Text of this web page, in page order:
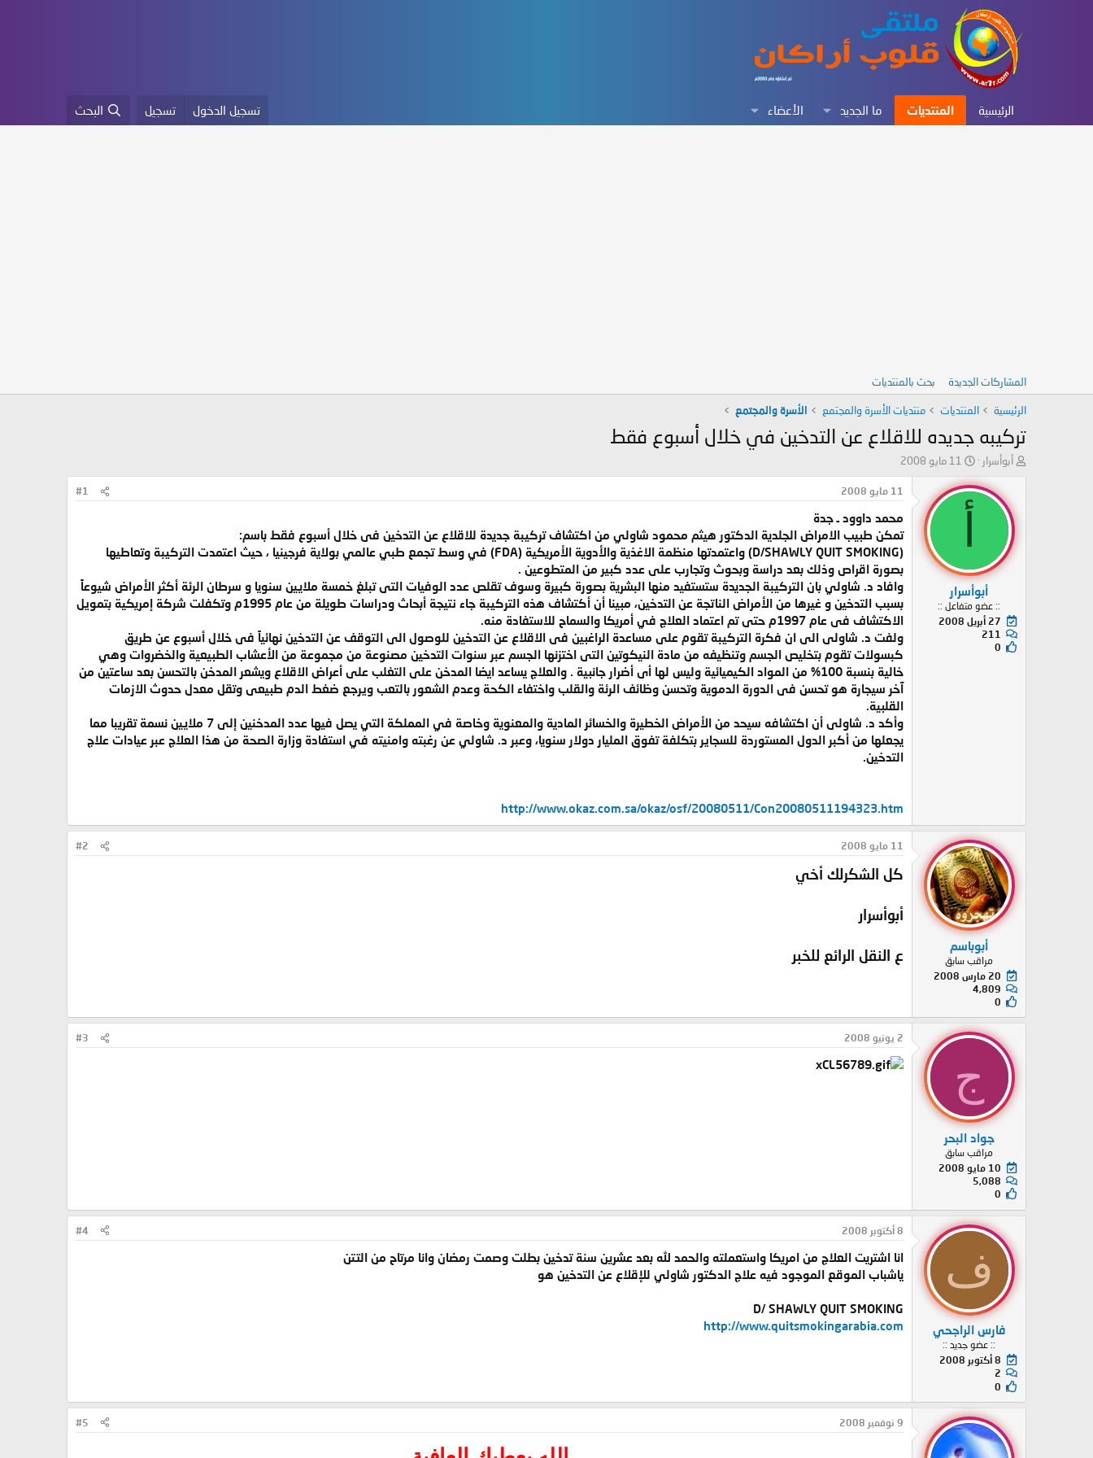
الرئيسية المنتديات ما الجديد الأعضاء تسجيل الدخول تسجيل البحث
المشاركات الجديدة بحث بالمنتديات
الرئيسية المنتديات منتديات الأسرة والمجتمع الأسرة والمجتمع
تركيبه جديده للاقلاع عن التدخين في خلال أسبوع فقط
ب
ئ
ا
ل
م
و
أبوأسرار
ر
د
ء
11 مايو 2008
أبوأسرار
:: عضو متفاعل ::
27 أبريل 2008
211
0
11 مايو 2008 #1
محمد داوود ـ جدة
تمكن طبيب الامراض الجلدية الدكتور هيثم محمود شاولي من اكتشاف تركيبة جديدة للاقلاع عن التدخين فى خلال أسبوع فقط باسم:
(D/SHAWLY QUIT SMOKING) واعتمدتها منظمة الاغذية والأدوية الأمريكية (FDA) في وسط تجمع طبي عالمي بولاية فرجينيا ، حيث اعتمدت التركيبة وتعاطيها
بصورة اقراص وذلك بعد دراسة وبحوث وتجارب على عدد كبير من المتطوعين .
وافاد د. شاولي بان التركيبة الجديدة ستستفيد منها البشرية بصورة كبيرة وسوف تقلص عدد الوفيات التى تبلغ خمسة ملايين سنويا و سرطان الرئة أكثر الأمراض شيوعاً
بسبب التدخين و غيرها من الأمراض الناتجة عن التدخين، مبينا أن أكتشاف هذه التركيبة جاء نتيجة أبحاث ودراسات طويلة من عام 1995م وتكفلت شركة إمريكية بتمويل
الاكتشاف فى عام 1997م حتى تم اعتماد العلاج في أمريكا والسماح للاستفادة منه.
ولفت د. شاولى الى ان فكرة التركيبة تقوم على مساعدة الراغبين فى الاقلاع عن التدخين للوصول الى التوقف عن التدخين نهائياً فى خلال أسبوع عن طريق
كبسولات تقوم بتخليص الجسم وتنظيفه من مادة النيكوتين التى اختزنها الجسم عبر سنوات التدخين مصنوعة من مجموعة من الأعشاب الطبيعية والخضروات وهي
خالية بنسبة 100% من المواد الكيميائية وليس لها أى أضرار جانبية . والعلاج يساعد ايضا المدخن على التغلب على أعراض الاقلاع ويشعر المدخن بالتحسن بعد ساعتين من
آخر سيجارة هو تحسن فى الدورة الدموية وتحسن وظائف الرئة والقلب واختفاء الكحة وعدم الشعور بالتعب ويرجع ضغط الدم طبيعى وتقل معدل حدوث الازمات
القلبية.
وأكد د. شاولى أن اكتشافه سيحد من الأمراض الخطيرة والخسائر المادية والمعنوية وخاصة في المملكة التي يصل فيها عدد المدخنين إلى 7 ملايين نسمة تقريبا مما
يجعلها من أكبر الدول المستوردة للسجاير بتكلفة تفوق المليار دولار سنويا، وعبر د. شاولي عن رغبته وامنيته في استفادة وزارة الصحة من هذا العلاج عبر عيادات علاج
التدخين.
http://www.okaz.com.sa/okaz/osf/20080511/Con20080511194323.htm
أبوباسم
مراقب سابق
20 مارس 2008
4,809
0
11 مايو 2008 #2
كل الشكرلك أخي
أبوأسرار
ع النقل الرائع للخبر
ج
جواد البحر
مراقب سابق
10 مايو 2008
5,088
0
2 يونيو 2008 #3
ف
فارس الراجحي
:: عضو جديد ::
8 أكتوبر 2008
2
0
8 أكتوبر 2008 #4
انا اشتريت العلاج من امريكا واستعملته والحمد لله بعد عشرين سنة تدخين بطلت وصمت رمضان وانا مرتاح من التتن
ياشباب الموقع الموجود فيه علاج الدكتور شاولي للإقلاع عن التدخين هو
D/ SHAWLY QUIT SMOKING
http://www.quitsmokingarabia.com
9 نوفمبر 2008 #5